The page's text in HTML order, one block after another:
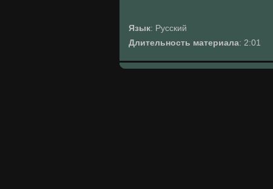
Язык: Русский
Длительность материала: 2:01